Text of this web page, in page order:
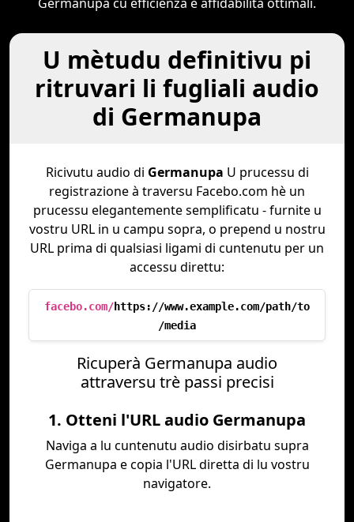
U mètudu definitivu pi
ritruvari li fugliali audio
di Germanupa
Ricivutu audio di Germanupa U prucessu di
registrazione à traversu Facebo.com hè un
prucessu elegantemente semplificatu - furnite u
vostru URL in u campu sopra, o prepend u nostru
URL prima di qualsiasi ligami di cuntenutu per un
accessu direttu:
facebo.com/https://www.example.com/path/to
/media
Ricuperà Germanupa audio
attraversu trè passi precisi
1. Otteni l'URL audio Germanupa
Naviga a lu cuntenutu audio disirbatu supra
Germanupa e copia l'URL diretta di lu vostru
navigatore.